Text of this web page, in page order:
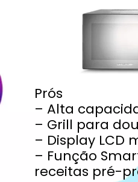
Prós
– Alta
– Grill para
– Display LCD
– Função
receitas pré-